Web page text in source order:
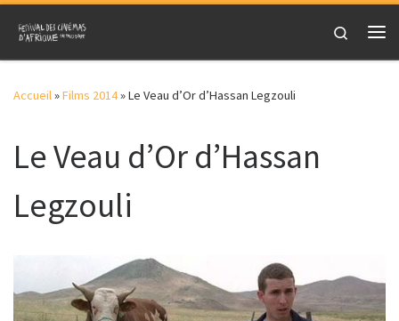
Skip to content
Search
Accueil»Films 2014»Le Veau d’Or d’Hassan Legzouli
Le Veau d’Or d’Hassan
Legzouli